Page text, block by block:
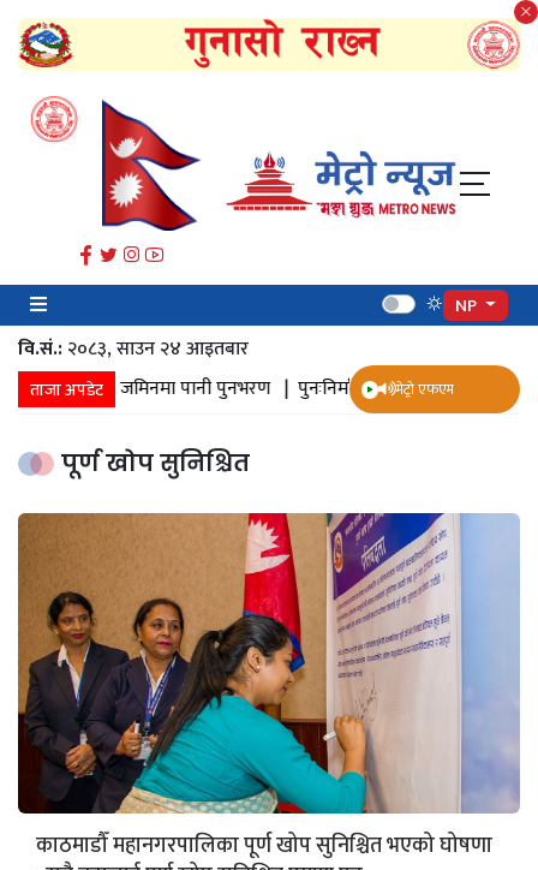
NP
वि.सं.:२०८३, साउन २४ आइतबार​
ताजा अपडेट
संकलन | जमिनमा पानी पुनभरण | पुनःनिर्माण |सत्तल |महाङ्काल
मेट्रो एफएम
पूर्ण खोप सुनिश्चित
काठमाडौँ महानगरपालिका पूर्ण खोप सुनिश्चित भएको घोषणा